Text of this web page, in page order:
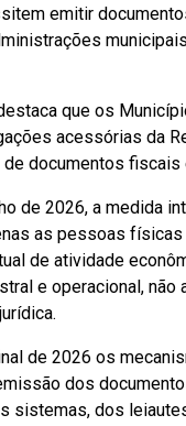
emitir
que os
acessórias da
documentos
de 2026, a medida
as pessoas
de atividade
e operacional, não
de 2026 os
dos
sistemas, dos